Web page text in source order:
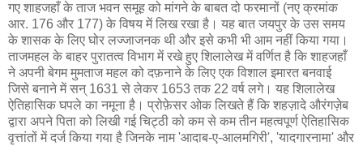
गए शाहजहाँ के ताज भवन समूह को मांगने के बाबत दो फरमानों (नए क्रमांक
आर. 176 और 177) के विषय में लिख रखा है। यह बात जयपुर के उस समय
के शासक के लिए घोर लज्जाजनक थी और इसे कभी भी आम नहीं किया गया।
ताजमहल के बाहर पुरातत्व विभाग में रखे हुए शिलालेख में वर्णित है कि शाहजहाँ
ने अपनी बेगम मुमताज महल को दफ़नाने के लिए एक विशाल इमारत बनवाई
जिसे बनाने में सन् 1631 से लेकर 1653 तक 22 वर्ष लगे। यह शिलालेख
ऐतिहासिक घपले का नमूना है। प्रोफ़ेसर ओक लिखते हैं कि शहज़ादे औरंगज़ेब
द्वारा अपने पिता को लिखी गई चिट्ठी को कम से कम तीन महत्वपूर्ण ऐतिहासिक
वृत्तांतों में दर्ज किया गया है जिनके नाम 'आदाब-ए-आलमगिरी', 'यादगारनामा' और